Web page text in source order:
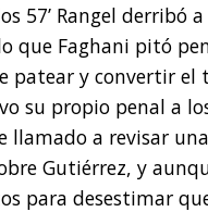
57’ Rangel derribó
que Faghani pitó
patear y convertir el
su propio penal a
llamado a revisar
Gutiérrez, y
para desestimar